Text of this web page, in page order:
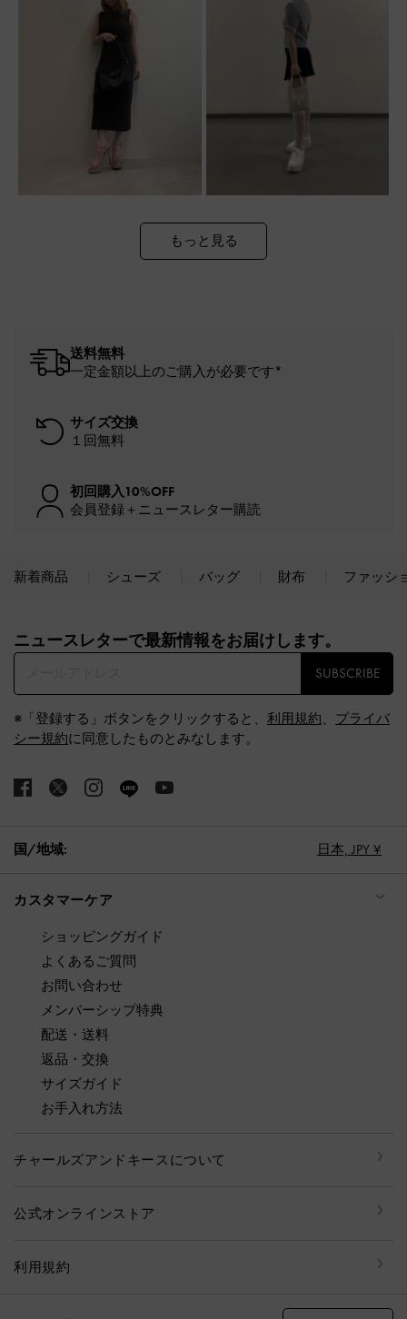
もっと見る
送料無料
一定金額以上のご購入が必要です*
サイズ交換
１回無料
初回購入10%OFF
会員登録＋ニュースレター購読
新着商品 シューズ バッグ 財布 ファッシ
ニュースレターで最新情報をお届けします。​
SUBSCRIBE
※「登録する」ボタンをクリックすると、 利用規約、 プライバ
シー規約に同意したものとみなします。
国/地域: 日本, JPY ¥
カスタマーケア
ショッピングガイド
よくあるご質問
お問い合わせ
メンバーシップ特典
配送・送料
返品・交換
サイズガイド
お手入れ方法
チャールズアンドキースについて
公式オンラインストア
利用規約